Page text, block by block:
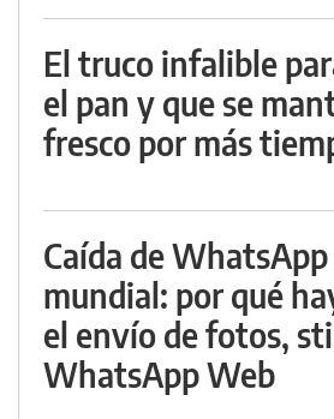
El truco infalible
el pan y que se
fresco por más
Caída de
mundial: por qué
el envío de fotos,
WhatsApp Web